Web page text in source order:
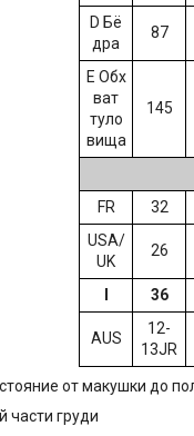
D Бё
дра
87
E Обх
ват
туло
вища
145
FR
32
USA/
UK
26
36
AUS
12-
13JR
от макушки до
части груди